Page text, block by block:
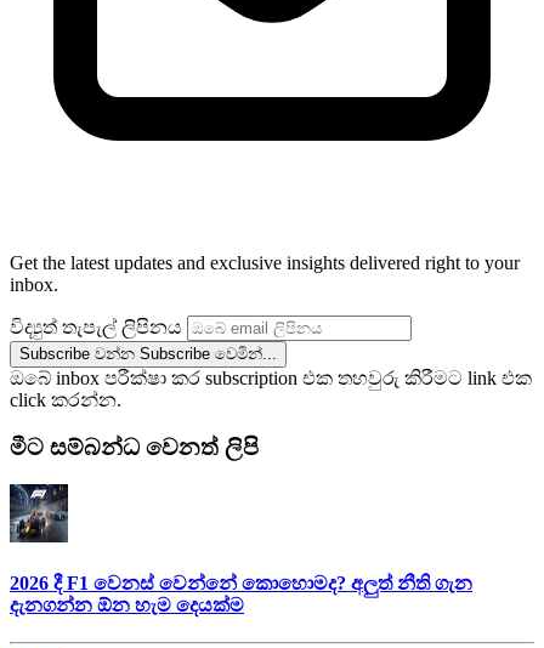
Get the latest updates and exclusive insights delivered right to your
inbox.
විද්‍යුත් තැපැල් ලිපිනය
Subscribe වන්න Subscribe වෙමින්...
ඔබේ inbox පරීක්ෂා කර subscription එක තහවුරු කිරීමට link එක
click කරන්න.
මීට සම්බන්ධ වෙනත් ලිපි
2026 දී F1 වෙනස් වෙන්නේ කොහොමද? අලුත් නීති ගැන
දැනගන්න ඕන හැම දෙයක්ම